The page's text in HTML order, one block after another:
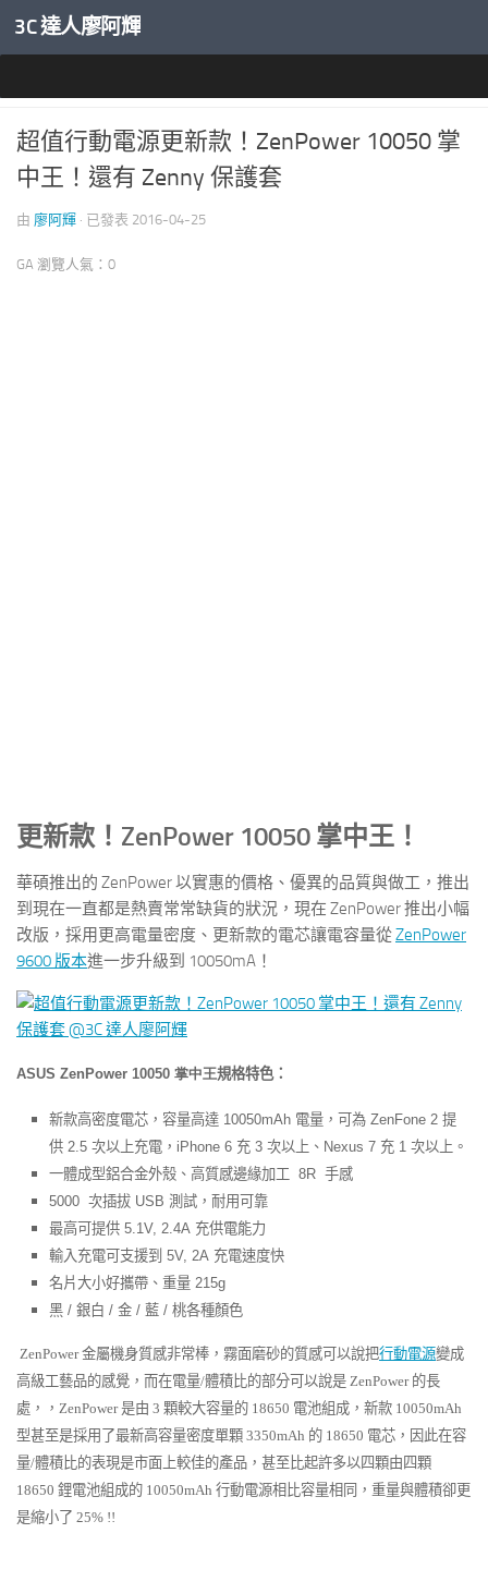
內文下方
3C 達人廖阿輝
超值行動電源更新款！ZenPower 10050 掌
中王！還有 Zenny 保護套
由 廖阿輝 · 已發表 2016-04-25
GA 瀏覽人氣：0
更新款！ZenPower 10050 掌中王！
華碩推出的 ZenPower 以實惠的價格、優異的品質與做工，推出
到現在一直都是熱賣常常缺貨的狀況，現在 ZenPower 推出小幅
改版，採用更高電量密度、更新款的電芯讓電容量從ZenPower
9600 版本進一步升級到 10050mA！
ASUS ZenPower 10050 掌中王規格特色：
新款高密度電芯，容量高達 10050mAh 電量，可為 ZenFone 2 提
供 2.5 次以上充電， iPhone 6 充 3 次以上、 Nexus 7 充 1 次以上。
一體成型鋁合金外殼、高質感邊緣加工 8R 手感
5000 次插拔 USB 測試，耐用可靠
最高可提供 5.1V, 2.4A 充供電能力
輸入充電可支援到 5V, 2A 充電速度快
名片大小好攜帶、重量 215g
黑 / 銀白 / 金 / 藍 / 桃各種顏色
ZenPower 金屬機身質感非常棒，霧面磨砂的質感可以說把行動電源變成
高級工藝品的感覺，而在電量/體積比的部分可以說是 ZenPower 的長
處，，ZenPower 是由 3 顆較大容量的 18650 電池組成，新款 10050mAh
型甚至是採用了最新高容量密度單顆 3350mAh 的 18650 電芯，因此在容
量/體積比的表現是市面上較佳的產品，甚至比起許多以四顆由四顆
18650 鋰電池組成的 10050mAh 行動電源相比容量相同，重量與體積卻更
是縮小了 25% !!